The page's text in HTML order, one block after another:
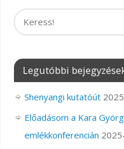
Legutóbbi
Shenyangi kutatóút
Előadásom a Kara
emlékkonferencián